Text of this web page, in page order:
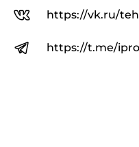
https://vk.ru/
https://t.me/